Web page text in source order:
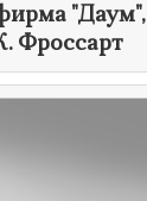
"Даум",
Фроссарт